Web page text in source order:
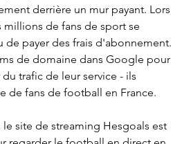
derrière un mur payant. Lors
de fans de sport se
payer des frais d'abonnement.
de domaine dans Google pour
trafic de leur service - ils
de fans de football en France.
site de streaming Hesgoals est